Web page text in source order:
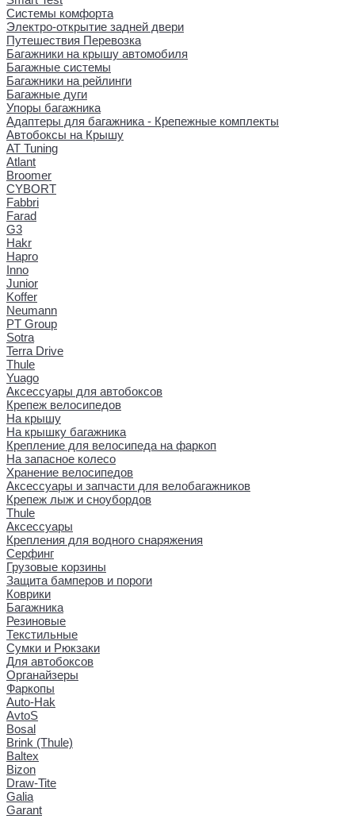
Системы комфорта
Электро-открытие задней двери
Путешествия Перевозка
Багажники на крышу автомобиля
Багажные системы
Багажники на рейлинги
Багажные дуги
Упоры багажника
Адаптеры для багажника - Крепежные комплекты
Автобоксы на Крышу
AT Tuning
Atlant
Broomer
CYBORT
Fabbri
Farad
G3
Hakr
Hapro
Inno
Junior
Koffer
Neumann
PT Group
Sotra
Terra Drive
Thule
Yuago
Аксессуары для автобоксов
Крепеж велосипедов
На крышу
На крышку багажника
Крепление для велосипеда на фаркоп
На запасное колесо
Хранение велосипедов
Аксессуары и запчасти для велобагажников
Крепеж лыж и сноубордов
Thule
Аксессуары
Крепления для водного снаряжения
Серфинг
Грузовые корзины
Защита бамперов и пороги
Коврики
Багажника
Резиновые
Текстильные
Сумки и Рюкзаки
Для автобоксов
Органайзеры
Фаркопы
Auto-Hak
AvtoS
Bosal
Brink (Thule)
Baltex
Bizon
Draw-Tite
Galia
Garant